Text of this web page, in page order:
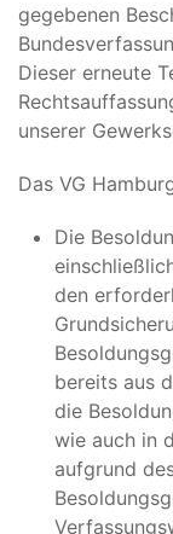
gegebenen
Dieser erneute
unserer
Das VG
Die
den
bereits aus
die
wie auch in
aufgrund